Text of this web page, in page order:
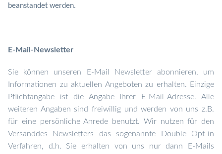
beanstandet werden.
E-Mail-Newsletter
Sie können unseren E-Mail Newsletter abonnieren, um
Informationen zu aktuellen Angeboten zu erhalten. Einzige
Pflichtangabe ist die Angabe Ihrer E-Mail-Adresse. Alle
weiteren Angaben sind freiwillig und werden von uns z.B.
für eine persönliche Anrede benutzt. Wir nutzen für den
Versanddes Newsletters das sogenannte
Double Opt-in
Verfahren, d.h. Sie erhalten von uns nur dann E-Mails